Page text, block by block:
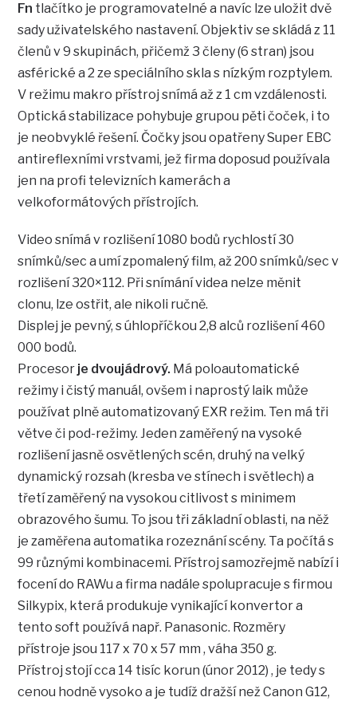
Fn tlačítko je programovatelné a navíc lze uložit dvě
sady uživatelského nastavení. Objektiv se skládá z 11
členů v 9 skupinách, přičemž 3 členy (6 stran) jsou
asférické a 2 ze speciálního skla s nízkým rozptylem.
V režimu makro přístroj snímá až z 1 cm vzdálenosti.
Optická stabilizace pohybuje grupou pěti čoček, i to
je neobvyklé řešení. Čočky jsou opatřeny Super EBC
antireflexními vrstvami, jež firma doposud používala
jen na profi televizních kamerách a
velkoformátových přístrojích.
Video snímá v rozlišení 1080 bodů rychlostí 30
snímků/sec a umí zpomalený film, až 200 snímků/sec v
rozlišení 320×112. Při snímání videa nelze měnit
clonu, lze ostřit, ale nikoli ručně.
Displej je pevný, s úhlopříčkou 2,8 alců rozlišení 460
000 bodů.
Procesor je dvoujádrový. Má poloautomatické
režimy i čistý manuál, ovšem i naprostý laik může
používat plně automatizovaný EXR režim. Ten má tři
větve či pod-režimy. Jeden zaměřený na vysoké
rozlišení jasně osvětlených scén, druhý na velký
dynamický rozsah (kresba ve stínech i světlech) a
třetí zaměřený na vysokou citlivost s minimem
obrazového šumu. To jsou tři základní oblasti, na něž
je zaměřena automatika rozeznání scény. Ta počítá s
99 různými kombinacemi. Přístroj samozřejmě nabízí i
focení do RAWu a firma nadále spolupracuje s firmou
Silkypix, která produkuje vynikající konvertor a
tento soft používá např. Panasonic. Rozměry
přístroje jsou 117 x 70 x 57 mm , váha 350 g.
Přístroj stojí cca 14 tisíc korun (únor 2012) , je tedy s
cenou hodně vysoko a je tudíž dražší než Canon G12,